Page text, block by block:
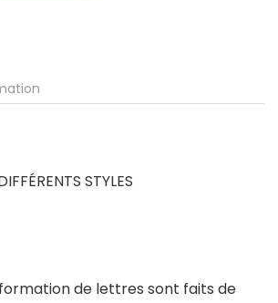
STYLES
de lettres sont faits de